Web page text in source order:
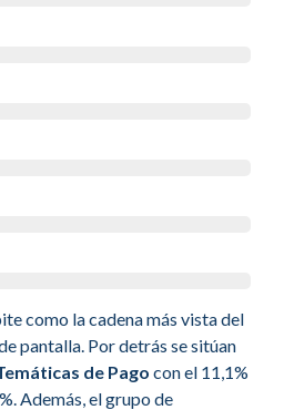
como la cadena más vista del
pantalla. Por detrás se sitúan
de Pago con el 11,1%
Además, el grupo de